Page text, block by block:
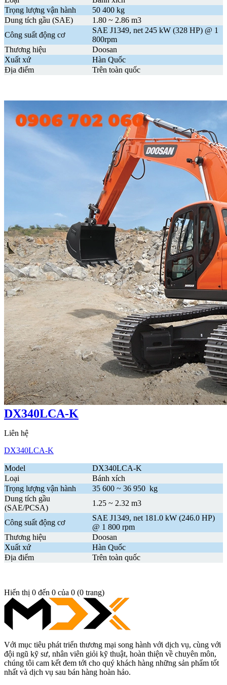
Trọng lượng vận hành
50 400 kg
Dung tích gầu (SAE)
1.80 ~ 2.86 m3
Công suất động cơ
SAE J1349, net 245 kW (328 HP) @ 1
800rpm
Thương hiệu
Doosan
Xuất xứ
Hàn Quốc
Địa điểm
Trên toàn quốc
DX340LCA-K
Liên hệ
DX340LCA-K
Model
DX340LCA-K
Loại
Bánh xích
Trọng lượng vận hành
35 600 ~ 36 950 kg
Dung tích gầu
(SAE/PCSA)
1.25 ~ 2.32 m3
Công suất động cơ
SAE J1349, net 181.0 kW (246.0 HP)
@ 1 800 rpm
Thương hiệu
Doosan
Xuất xứ
Hàn Quốc
Địa điểm
Trên toàn quốc
Hiển thị 0 đến 0 của 0 (0 trang)
Với mục tiêu phát triển thương mại song hành với dịch vụ, cùng với
đội ngũ kỹ sư, nhân viên giỏi kỹ thuật, hoàn thiện về chuyên môn,
chúng tôi cam kết đem tới cho quý khách hàng những sản phẩm tốt
nhất và dịch vụ sau bán hàng hoàn hảo.